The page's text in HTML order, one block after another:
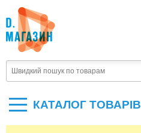
КАТАЛОГ ТОВАРIВ